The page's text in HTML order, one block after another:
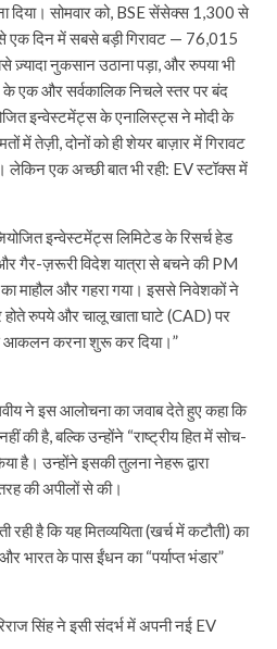
दिया। सोमवार को, BSE सेंसेक्स 1,300 से
एक दिन में सबसे बड़ी गिरावट — 76,015
नुकसान उठाना पड़ा, और रुपया भी
एक और सर्वकालिक निचले स्तर पर बंद
इन्वेस्टमेंट्स के एनालिस्ट्स ने मोदी के
में तेज़ी, दोनों को ही शेयर बाज़ार में गिरावट
एक अच्छी बात भी रही: EV स्टॉक्स में
इन्वेस्टमेंट्स लिमिटेड के रिसर्च हेड
और गैर-ज़रूरी विदेश यात्रा से बचने की PM
माहौल और गहरा गया। इससे निवेशकों ने
रुपये और चालू खाता घाटे (CAD) पर
आकलन करना शुरू कर दिया।”
ने इस आलोचना का जवाब देते हुए कहा कि
की है, बल्कि उन्होंने “राष्ट्रीय हित में सोच-
है। उन्होंने इसकी तुलना नेहरू द्वारा
की अपीलों से की।
रही है कि यह मितव्ययिता (खर्च में कटौती) का
भारत के पास ईंधन का “पर्याप्त भंडार”
सिंह ने इसी संदर्भ में अपनी नई EV